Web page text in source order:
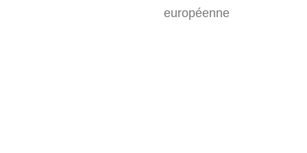
européenne